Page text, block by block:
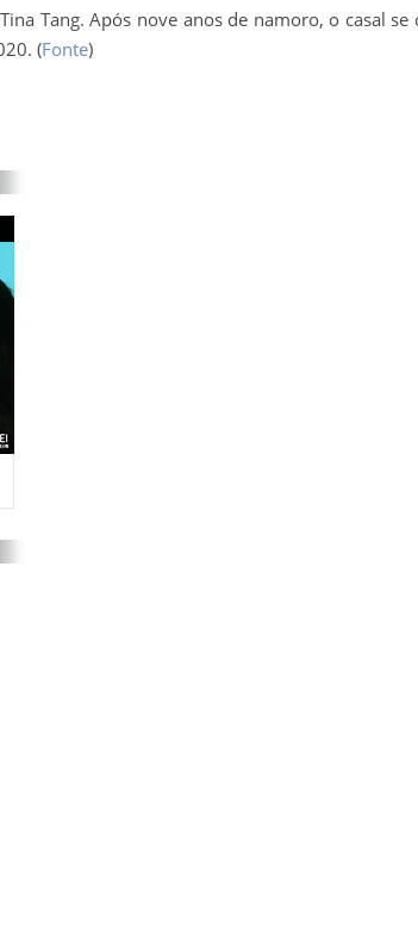
Tang. Após nove anos de namoro, o casal se
(Fonte)